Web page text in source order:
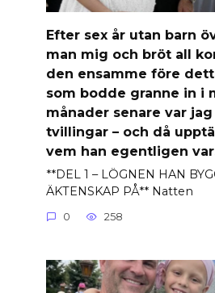
Efter sex år utan barn
man mig och bröt all
den ensamme före
som bodde granne in i
månader senare var
tvillingar – och då
vem han egentligen
**DEL 1 – LÖGNEN HAN
ÄKTENSKAP PÅ** Natten
0 258